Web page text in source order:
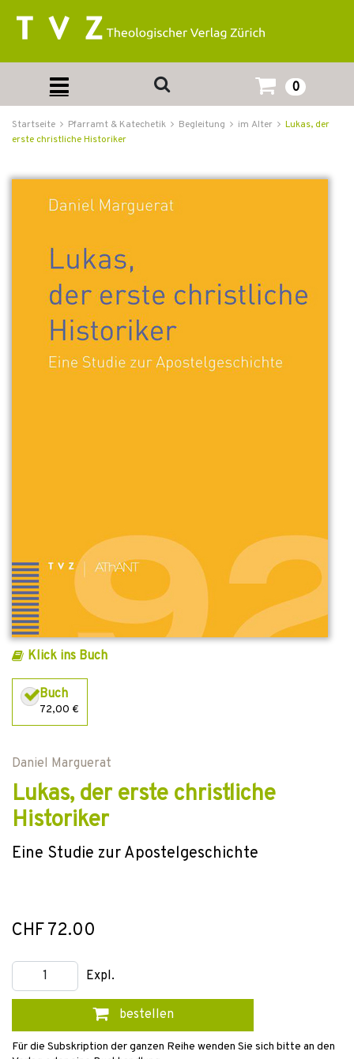
0
Startseite Pfarramt & Katechetik Begleitung im Alter
Lukas, der
erste christliche Historiker
Klick ins Buch
Buch
72,00 €
Daniel Marguerat
Lukas, der erste christliche
Historiker
Eine Studie zur Apostelgeschichte
CHF 72.00
Expl.
bestellen
Für die Subskription der ganzen Reihe wenden Sie sich bitte an den